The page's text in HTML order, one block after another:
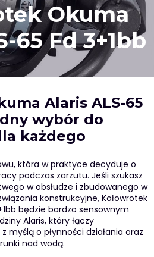
Okuma
65 Fd 3+1bb
Alaris ALS-65
wybór do
każdego
która w praktyce decyduje o
podczas zarzutu. Jeśli szukasz
w obsłudze i zbudowanego w
konstrukcyjne, Kołowrotek
będzie bardzo sensownym
Alaris, który łączy
myślą o płynności działania oraz
nad wodą.